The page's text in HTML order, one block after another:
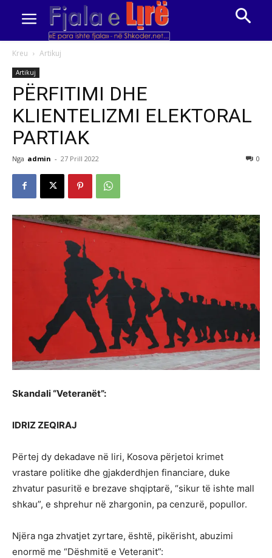
Kreu Artikuj
Artikuj
PËRFITIMI DHE
KLIENTELIZMI ELEKTORAL
PARTIAK
Nga admin - 27 Prill 2022 0
Skandali “Veteranët”:
IDRIZ ZEQIRAJ
Përtej dy dekadave në liri, Kosova përjetoi krimet
vrastare politike dhe gjakderdhjen financiare, duke
zhvatur pasuritë e brezave shqiptarë, “sikur të ishte mall
shkau”, e shprehur në zhargonin, pa cenzurë, popullor.
Njëra nga zhvatjet zyrtare, është, pikërisht, abuzimi
enormë me “Dëshmitë e Veteranit”: